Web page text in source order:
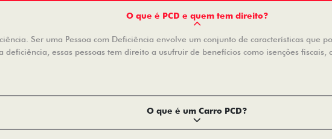
O que é PCD e quem tem direito?
Ser uma Pessoa com Deficiência envolve um conjunto de características que
essas pessoas tem direito a usufruir de benefícios como isenções
O que é um Carro PCD?